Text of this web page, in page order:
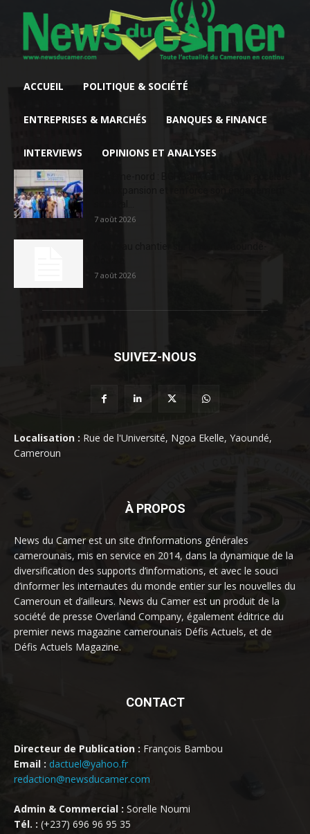
ACCUEIL POLITIQUE & SOCIÉTÉ
ENTREPRISES & MARCHÉS BANQUES & FINANCE
INTERVIEWS OPINIONS ET ANALYSES
7 août 2026
7 août 2026
SUIVEZ-NOUS
Localisation : Rue de l'Université, Ngoa Ekelle, Yaoundé,
Cameroun
À PROPOS
News du Camer est un site d’informations générales
camerounais, mis en service en 2014, dans la dynamique de la
diversification des supports d’informations, et avec le souci
d’informer les internautes du monde entier sur les nouvelles du
Cameroun et d’ailleurs. News du Camer est un produit de la
société de presse Overland Company, également éditrice du
premier news magazine camerounais Défis Actuels, et de
Défis Actuels Magazine.
CONTACT
Directeur de Publication : François Bambou
Email : dactuel@yahoo.fr
redaction@newsducamer.com
Admin & Commercial : Sorelle Noumi
Tél. : (+237) 696 96 95 35